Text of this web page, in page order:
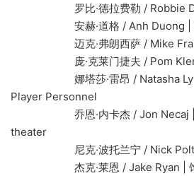
罗比·德拉费勒 / Robbie
安赫·道格 / Anh Duong |
迈克·弗朗西萨 / Mike
庞·克莱门捷夫 / Pom
娜塔莎·雷昂 / Natasha
Player Personnel
乔恩·内卡杰 / Jon Necaj |
theater
尼克·波托兰宁 / Nick
杰克·莱恩 / Jake Ryan |